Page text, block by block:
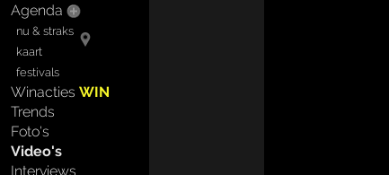
Agenda
nu & straks
kaart
festivals
WinactiesWIN
Trends
Foto's
Video's
Interviews